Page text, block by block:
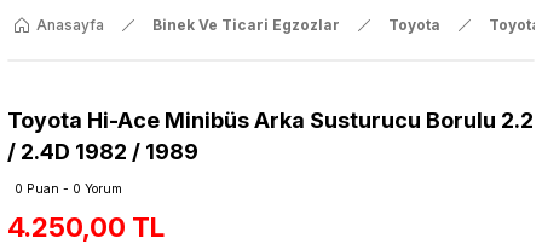
Anasayfa Binek Ve Ticari Egzozlar Toyota
Toyota Hi-Ace Minibüs Arka Susturucu Borulu 2.2
/ 2.4D 1982 / 1989
0 Puan - 0 Yorum
4.250,00 TL